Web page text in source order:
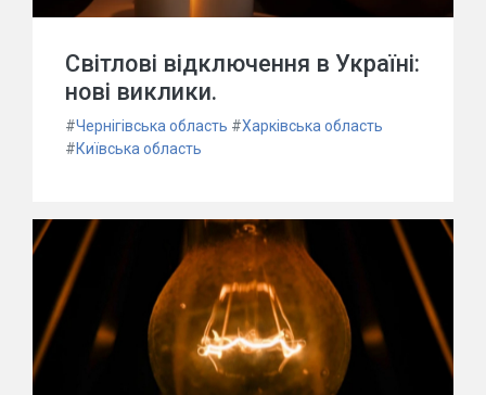
Світлові відключення в Україні:
нові виклики.
#Чернігівська область #Харківська область
#Київська область